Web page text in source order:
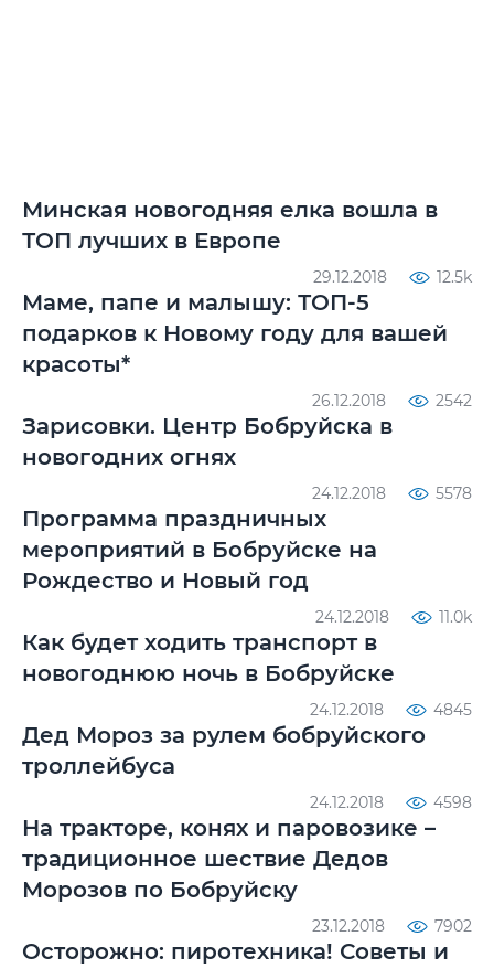
Минская новогодняя елка вошла в
ТОП лучших в Европе
29.12.2018 12.5k
Маме, папе и малышу: ТОП-5
подарков к Новому году для вашей
красоты*
26.12.2018 2542
Зарисовки. Центр Бобруйска в
новогодних огнях
24.12.2018 5578
Программа праздничных
мероприятий в Бобруйске на
Рождество и Новый год
24.12.2018 11.0k
Как будет ходить транспорт в
новогоднюю ночь в Бобруйске
24.12.2018 4845
Дед Мороз за рулем бобруйского
троллейбуса
24.12.2018 4598
На тракторе, конях и паровозике –
традиционное шествие Дедов
Морозов по Бобруйску
23.12.2018 7902
Осторожно: пиротехника! Советы и